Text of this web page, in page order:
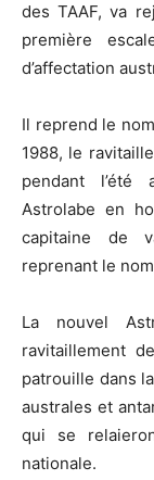
des TAAF, va
première
d’affectation
Il reprend le
1988, le
pendant l’été
Astrolabe en
capitaine de
reprenant le
La nouvel
ravitaillement
patrouille dans
australes et
qui se
nationale.